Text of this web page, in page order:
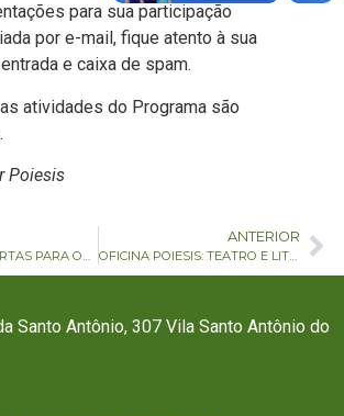
para sua participação
por e-mail, fique atento à sua
e caixa de spam.
atividades do Programa são
Poiesis
INSCRIÇÕES ABERTAS PARA OFICINA SOBRE EVOLUÇÃO NA ESTÉTICA VISUAL EM PRODUÇÕES SERIADAS
ANTERIOR
OFICINA POIESIS: TEATRO E LITERATURA
Santo Antônio, 307 Vila Santo Antônio do